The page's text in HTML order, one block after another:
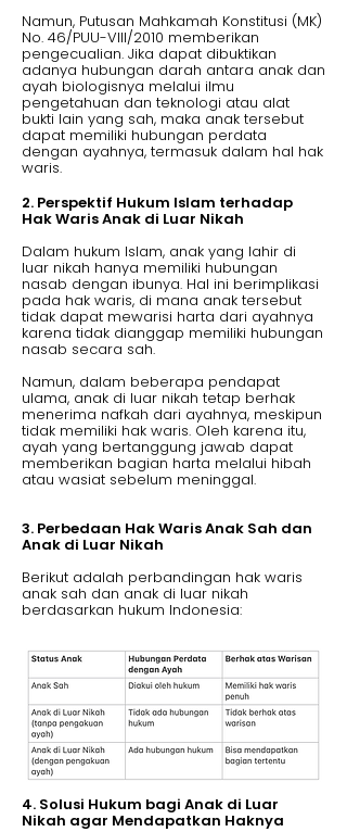
Namun, Putusan Mahkamah Konstitusi (MK)
No. 46/PUU-VIII/2010 memberikan
pengecualian. Jika dapat dibuktikan
adanya hubungan darah antara anak dan
ayah biologisnya melalui ilmu
pengetahuan dan teknologi atau alat
bukti lain yang sah, maka anak tersebut
dapat memiliki hubungan perdata
dengan ayahnya, termasuk dalam hal hak
waris.
2. Perspektif Hukum Islam terhadap
Hak Waris Anak di Luar Nikah
Dalam hukum Islam, anak yang lahir di
luar nikah hanya memiliki hubungan
nasab dengan ibunya. Hal ini berimplikasi
pada hak waris, di mana anak tersebut
tidak dapat mewarisi harta dari ayahnya
karena tidak dianggap memiliki hubungan
nasab secara sah.
Namun, dalam beberapa pendapat
ulama, anak di luar nikah tetap berhak
menerima nafkah dari ayahnya, meskipun
tidak memiliki hak waris. Oleh karena itu,
ayah yang bertanggung jawab dapat
memberikan bagian harta melalui hibah
atau wasiat sebelum meninggal.
3. Perbedaan Hak Waris Anak Sah dan
Anak di Luar Nikah
Berikut adalah perbandingan hak waris
anak sah dan anak di luar nikah
berdasarkan hukum Indonesia:
4. Solusi Hukum bagi Anak di Luar
Nikah agar Mendapatkan Haknya